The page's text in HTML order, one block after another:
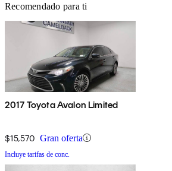
Recomendado para ti
2017 Toyota Avalon Limited
$15,570 Gran oferta
Incluye tarifas de conc.